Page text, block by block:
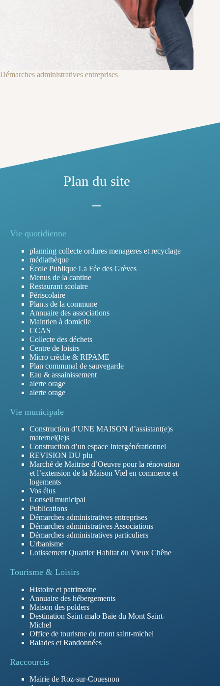
Démarches administratives entreprises
Plan du site
Vie quotidienne
planning collecte ordures menageres et recyclage
médiathèque
École Publique La Fée des Grèves
Menus de la cantine
Restaurant scolaire
Périscolaire
Plan.s de la commune
Annuaire des associations
Maintien à domicile
CCAS
Collecte des déchets
Centre de loisirs
Micro crèche & RIPAME
Plan communal de sauvegarde
Eau & assainissement
alerte orage
alerte orage
Vie municipale
Construction d’UNE MAISON d’assistant(e)s
maternel(le)s
Construction d’un espace Intergénérationnel
REVISION DU plu
Marché de Maitrise d’Oeuvre pour la rénovation
et l’extension de la Maison Viel en commerce et
logements
Vos élus
Conseil municipal
Publications
Démarches administratives entreprises
Démarches administratives Associations
Démarches administratives particuliers
Urbanisme
Lotissement Quartier Habitat du Vieux Chêne
Tourisme & Loisirs
Histoire et patrimoine
Annuaire des hébergements
Maison des polders
Destination Saint-malo Baie du Mont Saint-
Michel
Office de tourisme du mont saint-michel
Balades et Randonnées
Raccourcis
Mairie de Roz-sur-Couesnon